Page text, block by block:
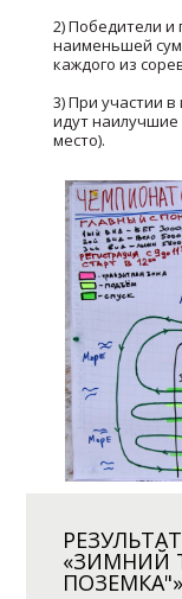
2) Победители
наименьшей
каждого из
3) При участии
идут
место).
«ЗИМНИЙ
ПОЗЕМКА"»